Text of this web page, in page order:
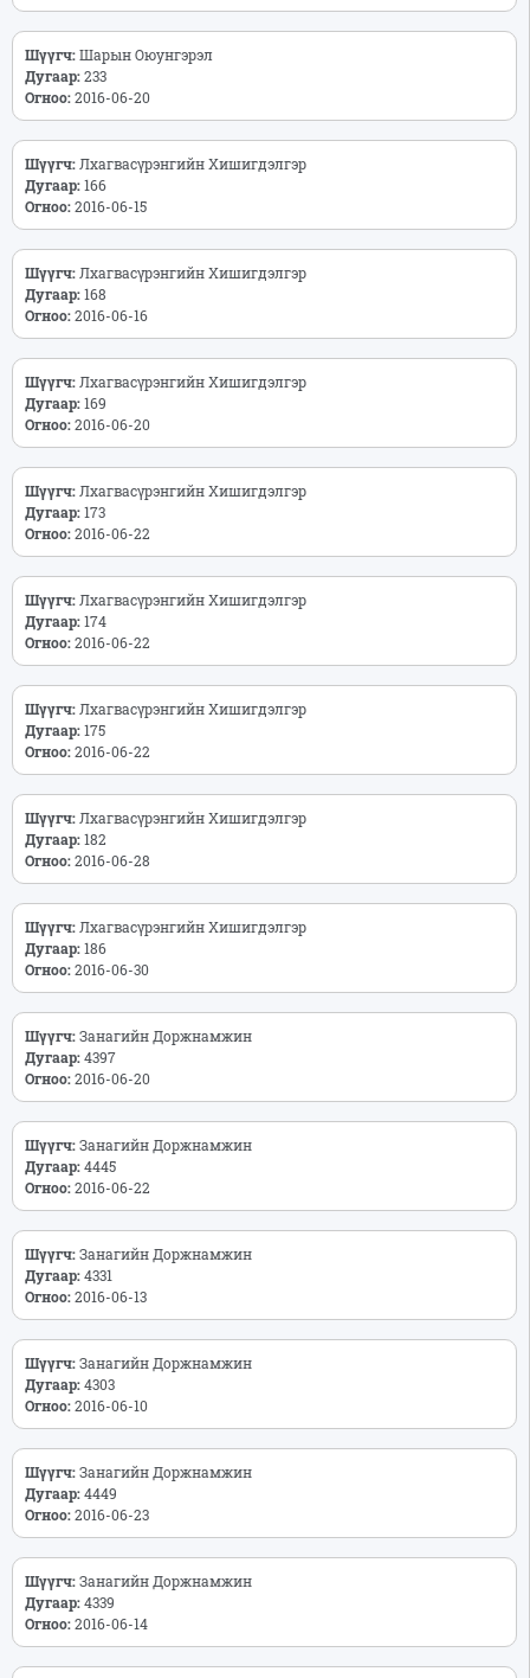
Шүүгч:Шарын Оюунгэрэл
Дугаар:233
Огноо:2016-06-20
Шүүгч: Лхагвасүрэнгийн Хишигдэлгэр
Дугаар:166
Огноо:2016-06-15
Шүүгч: Лхагвасүрэнгийн Хишигдэлгэр
Дугаар:168
Огноо:2016-06-16
Шүүгч: Лхагвасүрэнгийн Хишигдэлгэр
Дугаар:169
Огноо:2016-06-20
Шүүгч: Лхагвасүрэнгийн Хишигдэлгэр
Дугаар:173
Огноо:2016-06-22
Шүүгч: Лхагвасүрэнгийн Хишигдэлгэр
Дугаар:174
Огноо:2016-06-22
Шүүгч: Лхагвасүрэнгийн Хишигдэлгэр
Дугаар:175
Огноо:2016-06-22
Шүүгч: Лхагвасүрэнгийн Хишигдэлгэр
Дугаар:182
Огноо:2016-06-28
Шүүгч: Лхагвасүрэнгийн Хишигдэлгэр
Дугаар:186
Огноо:2016-06-30
Шүүгч:Занагийн Доржнамжин
Дугаар:4397
Огноо:2016-06-20
Шүүгч:Занагийн Доржнамжин
Дугаар:4445
Огноо:2016-06-22
Шүүгч:Занагийн Доржнамжин
Дугаар:4331
Огноо:2016-06-13
Шүүгч:Занагийн Доржнамжин
Дугаар:4303
Огноо:2016-06-10
Шүүгч:Занагийн Доржнамжин
Дугаар:4449
Огноо:2016-06-23
Шүүгч:Занагийн Доржнамжин
Дугаар:4339
Огноо:2016-06-14